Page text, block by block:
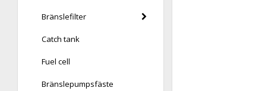
Bränslefilter
Catch tank
Fuel cell
Bränslepumpsfäste